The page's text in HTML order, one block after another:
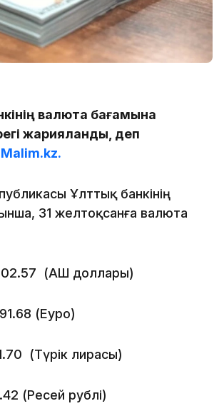
валюта бағамына
жарияланды, деп
Malim.kz.
Ұлттық банкінің
31 желтоқсанға валюта
(АҚШ доллары)
(Еуро)
(Түрік лирасы)
(Ресей рублі)